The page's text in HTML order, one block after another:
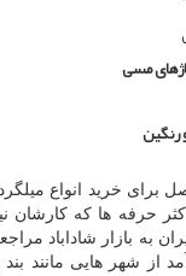
مسی
رنگین
برای خرید انواع
حرفه ها که کارشان
به بازار شاداباد
از شهر هایی مانند